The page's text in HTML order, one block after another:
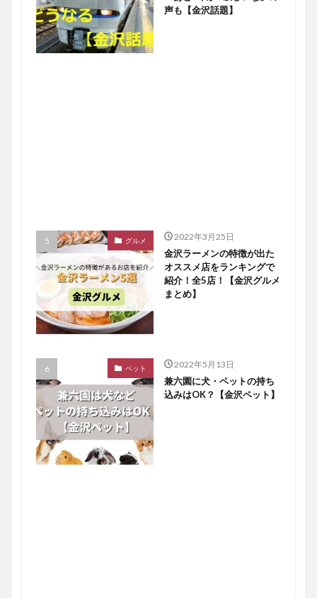
声も【金沢話題】
グルメ 2022年3月25日
金沢ラーメンの特徴が出た
オススメ店をランキングで
紹介！全5店！【金沢グルメ
まとめ】
ペット 2022年5月13日
兼六園に犬・ペットの持ち
込みはOK？【金沢ペット】